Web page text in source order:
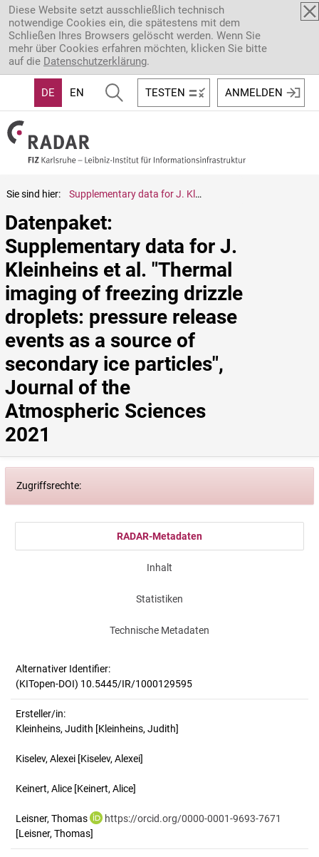
Direkt zum Inhalt
Diese Website setzt ausschließlich technisch
notwendige Cookies ein, die spätestens mit dem
Schließen Ihres Browsers gelöscht werden. Wenn Sie
mehr über Cookies erfahren möchten, klicken Sie bitte
auf die Datenschutzerklärung.
DE EN TESTEN ANMELDEN
Sie sind hier: Supplementary data for J. Kleinheins et al. "Thermal imaging of freezing drizzle droplets: pressure release events as a source of secondary ice particles", Journal of the Atmospheric Sciences 2021
Datenpaket:
Supplementary data for J.
Kleinheins et al. "Thermal
imaging of freezing drizzle
droplets: pressure release
events as a source of
secondary ice particles",
Journal of the
Atmospheric Sciences
2021
Zugriffsrechte:
RADAR-Metadaten
Inhalt
Statistiken
Technische Metadaten
Alternativer Identifier:
(KITopen-DOI) 10.5445/IR/1000129595
Ersteller/in:
Kleinheins, Judith [Kleinheins, Judith]
Kiselev, Alexei [Kiselev, Alexei]
Keinert, Alice [Keinert, Alice]
Leisner, Thomas
https://orcid.org/0000-0001-9693-7671
[Leisner, Thomas]